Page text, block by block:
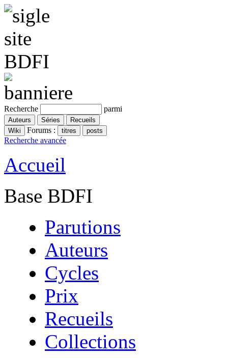
Recherche parmi
Forums :
Recherche avancée
Accueil
Base BDFI
Parutions
Auteurs
Cycles
Prix
Recueils
Collections